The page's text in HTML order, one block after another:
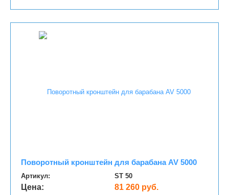
Поворотный кронштейн для барабана AV 5000
Артикул: ST 50
Цена: 81 260 руб.